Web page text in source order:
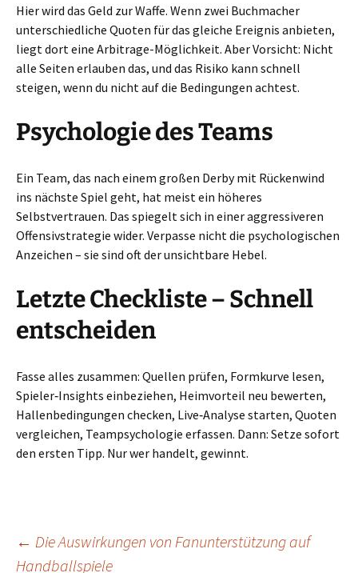
Hier wird das Geld zur Waffe. Wenn zwei Buchmacher
unterschiedliche Quoten für das gleiche Ereignis anbieten,
liegt dort eine Arbitrage-Möglichkeit. Aber Vorsicht: Nicht
alle Seiten erlauben das, und das Risiko kann schnell
steigen, wenn du nicht auf die Bedingungen achtest.
Psychologie des Teams
Ein Team, das nach einem großen Derby mit Rückenwind
ins nächste Spiel geht, hat meist ein höheres
Selbstvertrauen. Das spiegelt sich in einer aggressiveren
Offensivstrategie wider. Verpasse nicht die psychologischen
Anzeichen – sie sind oft der unsichtbare Hebel.
Letzte Checkliste – Schnell
entscheiden
Fasse alles zusammen: Quellen prüfen, Formkurve lesen,
Spieler‑Insights einbeziehen, Heimvorteil neu bewerten,
Hallenbedingungen checken, Live‑Analyse starten, Quoten
vergleichen, Teampsychologie erfassen. Dann: Setze sofort
den ersten Tipp. Nur wer handelt, gewinnt.
Beitragsnavigation
← Die Auswirkungen von Fanunterstützung auf
Handballspiele